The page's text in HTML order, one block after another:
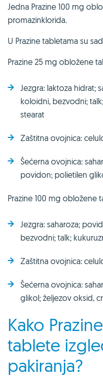
Jedna Prazine 100 mg
promazinklorida.
U Prazine tabletama su
Prazine 25 mg obložene
Jezgra: laktoza hidrat;
koloidni, bezvodni;
stearat
Zaštitna ovojnica:
Šećerna ovojnica:
povidon; polietilen
Prazine 100 mg obložene
Jezgra: saharoza;
bezvodni; talk;
Zaštitna ovojnica:
Šećerna ovojnica:
glikol; željezov oksid,
Kako
tablete
pakiranja?